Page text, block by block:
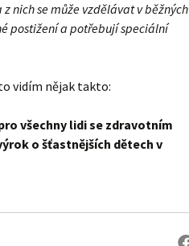
nich se může vzdělávat v běžných
postižení a potřebují speciální
vidím nějak takto:
všechny lidi se zdravotním
o šťastnějších dětech v